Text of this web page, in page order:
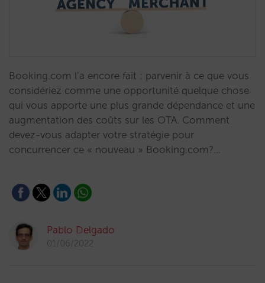
Booking.com l’a encore fait : parvenir à ce que vous
considériez comme une opportunité quelque chose
qui vous apporte une plus grande dépendance et une
augmentation des coûts sur les OTA. Comment
devez-vous adapter votre stratégie pour
concurrencer ce « nouveau » Booking.com?…
Pablo Delgado
01/06/2022